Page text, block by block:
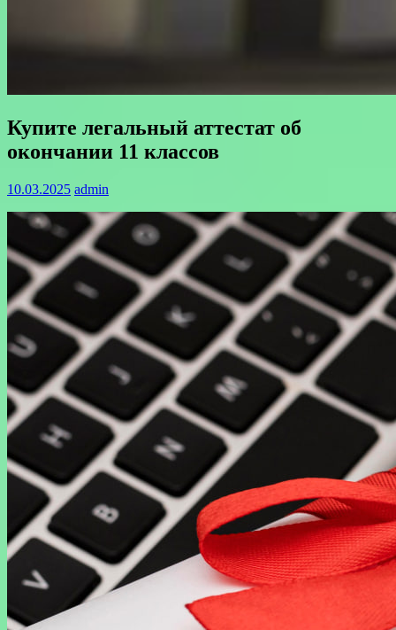
Купите легальный аттестат об
окончании 11 классов
10.03.2025 admin